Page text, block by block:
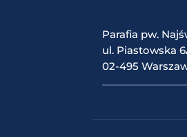
Parafia pw.
ul. Piastowska
02-495